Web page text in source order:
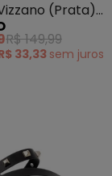
(Prata)
R$ 149,99
33,33 sem juros